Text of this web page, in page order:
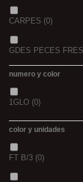
CARPES (0)
GDES PECES
GDES. PECES MAIZ
GDES. PECES
numero y color
1GLO (0)
color y unidades
FT B/3 (0)